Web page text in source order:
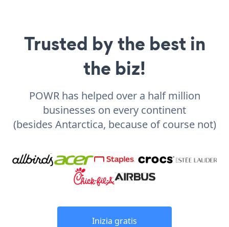
Trusted by the best in
the biz!
POWR has helped over a half million
businesses on every continent
(besides Antarctica, because of course not)
Inizia gratis